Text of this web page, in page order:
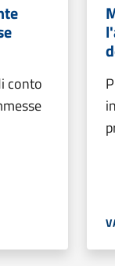
conto